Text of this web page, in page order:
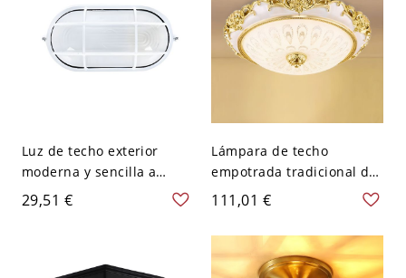
Luz de techo exterior
moderna y sencilla a
prueba de agua y óxido
con 1 luz - 110 A 120 V
29,51 €
Lámpara de techo
empotrada tradicional de
bombilla LED dorada con
pantalla de vidrio
esmerilado blanco - 110 A
120 V 30,48 cm
111,01 €